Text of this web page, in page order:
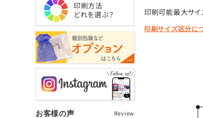
印刷可能最大サ
印刷サイズ区分に
印刷方法
どれを選ぶ？
お客様の声 Review